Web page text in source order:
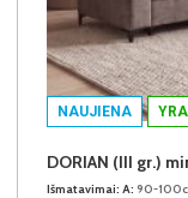
NAUJIENA
DORIAN (III gr.)
Išmatavimai: A: 90-